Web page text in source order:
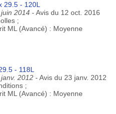
29.5 - 120L
2014 - Avis du 12 oct. 2016
;
ML (Avancé) : Moyenne
- 118L
2012 - Avis du 23 janv. 2012
;
ML (Avancé) : Moyenne